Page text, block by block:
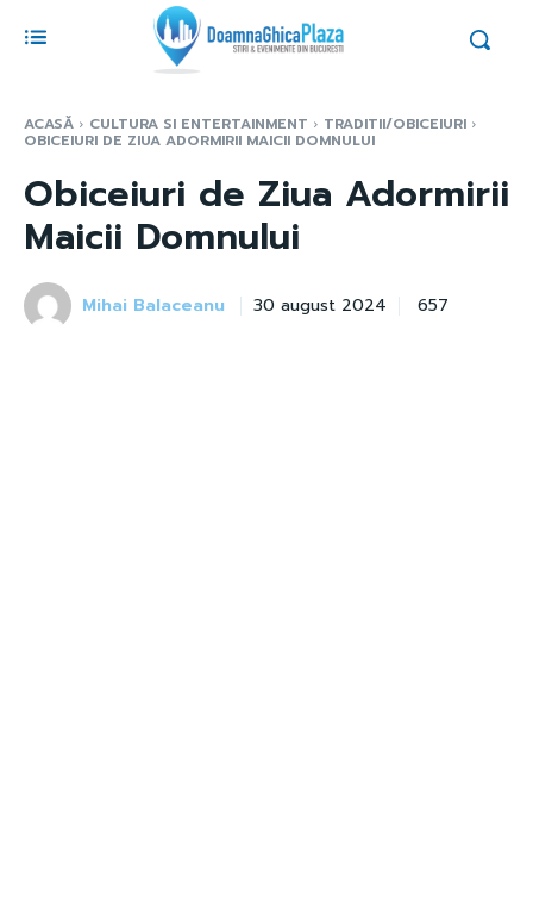
ACASĂ CULTURA SI ENTERTAINMENT TRADITII/OBICEIURI
OBICEIURI DE ZIUA ADORMIRII MAICII DOMNULUI
Obiceiuri de Ziua Adormirii
Maicii Domnului
Mihai Balaceanu 30 august 2024 657